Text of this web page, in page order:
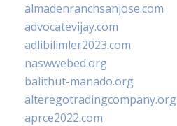
almadenranchsanjose.com
advocatevijay.com
adlibilimler2023.com
naswwebed.org
balithut-manado.org
alteregotradingcompany.org
aprce2022.com